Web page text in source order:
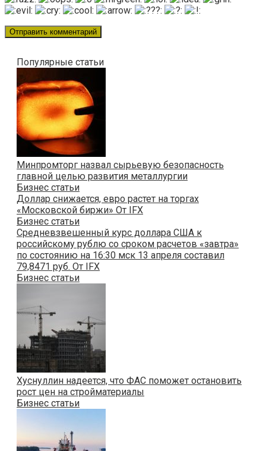
Популярные статьи
Минпромторг назвал сырьевую безопасность
главной целью развития металлургии
Бизнес статьи
Доллар снижается, евро растет на торгах
«Московской биржи» От IFX
Бизнес статьи
Средневзвешенный курс доллара США к
российскому рублю со сроком расчетов «завтра»
по состоянию на 16:30 мск 13 апреля составил
79,8471 руб. От IFX
Бизнес статьи
Хуснуллин надеется, что ФАС поможет остановить
рост цен на стройматериалы
Бизнес статьи